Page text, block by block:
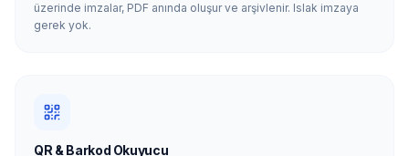
üzerinde imzalar, PDF anında oluşur ve arşivlenir. Islak imzaya
gerek yok.
QR & Barkod Okuyucu